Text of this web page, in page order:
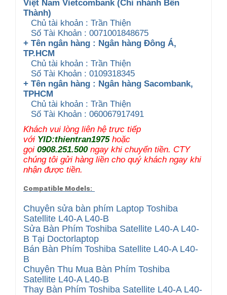
Việt Nam Vietcombank (Chi nhánh Bến
Thành)
Chủ tài khoản : Trần Thiện
Số Tài Khoản : 0071001848675
+ Tên ngân hàng : Ngân hàng Đông Á,
TP.HCM
Chủ tài khoản : Trần Thiện
Số Tài Khoản : 0109318345
+ Tên ngân hàng : Ngân hàng Sacombank,
TPHCM
Chủ tài khoản : Trần Thiện
Số Tài Khoản : 060067917491
Khách vui lòng liên hệ trực tiếp
với YID:thientran1975hoặc
gọi 0908.251.500ngay khi chuyển tiền. CTY
chúng tôi gửi hàng liền cho quý khách ngay khi
nhận được tiền.
Compatible Models:
Chuyên sửa bàn phím Laptop Toshiba
Satellite L40-A L40-B
Sửa Bàn Phím Toshiba Satellite L40-A L40-
B Tại Doctorlaptop
Bán Bàn Phím Toshiba Satellite L40-A L40-
B
Chuyên Thu Mua Bàn Phím Toshiba
Satellite L40-A L40-B
Thay Bàn Phím Toshiba Satellite L40-A L40-